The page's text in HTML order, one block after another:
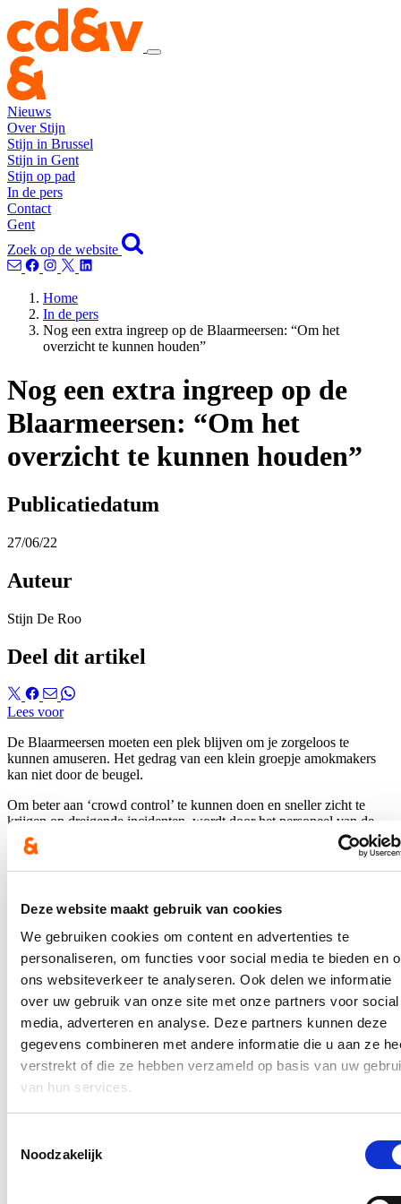
Deze website maakt gebruik van cookies
We gebruiken cookies om content en advertenties te
personaliseren, om functies voor social media te bieden en
ons websiteverkeer te analyseren. Ook delen we informatie
over uw gebruik van onze site met onze partners voor social
media, adverteren en analyse. Deze partners kunnen deze
gegevens combineren met andere informatie die u aan ze
verstrekt of die ze hebben verzameld op basis van uw
van hun services.
Noodzakelijk
Nieuws
Over Stijn
Stijn in Brussel
Stijn in Gent
Stijn op pad
In de pers
Contact
Gent
Zoek op de website
Home
In de pers
Nog een extra ingreep op de Blaarmeersen: “Om het
overzicht te kunnen houden”
Nog een extra ingreep op de
Blaarmeersen: “Om het
overzicht te kunnen houden”
Publicatiedatum
27/06/22
Auteur
Stijn De Roo
Deel dit artikel
Lees voor
De Blaarmeersen moeten een plek blijven om je zorgeloos te
kunnen amuseren. Het gedrag van een klein groepje amokmakers
kan niet door de beugel.
Om beter aan ‘crowd control’ te kunnen doen en sneller zicht te
krijgen op dreigende incidenten, wordt door het personeel van de
Blaarmeersen en de politie gevraagd om tijdelijk camera’s te
plaatsen. Met cd&v Gent steunen we die vraag. Wel vinden we het
belangrijk dat er een aantal duidelijke krijtlijnen zijn.
Hierover verscheen een artikel op de
website van De Gentenaar
volledige tussenkomst van fractievoorzitter Stijn De Roo kan je
raadplegen.
In de pers
Nieuwe speeltuin in Ter Durmenpark komt er nog
dit jaar
05/08/26
Speelzones in de buurt zijn belangrijke ontmoetingsplaatsen voor
kinderen, ouders en buurtbewoners. Ze dragen bij aan de